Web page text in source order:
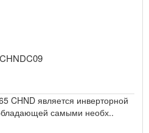
CHND является инверторной
самыми необх..